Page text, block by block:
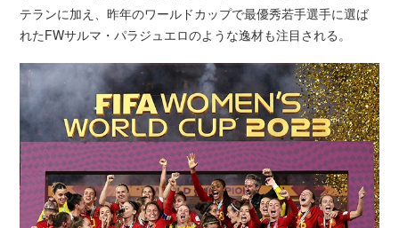
テランに加え、昨年のワールドカップで最優秀若手選手に選ば
れたFWサルマ・パラジュエロのような逸材も注目される。